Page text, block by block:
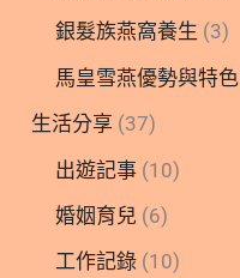
銀髮族燕窩養生 (3)
馬皇雪燕優勢與特色
生活分享 (37)
出遊記事 (10)
婚姻育兒 (6)
工作記錄 (10)